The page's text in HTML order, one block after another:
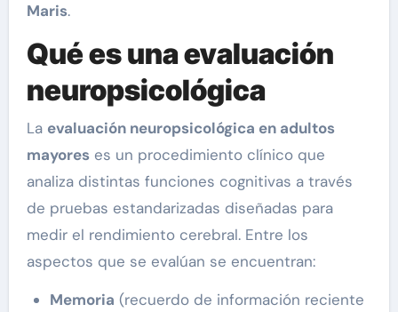
Maris.
Qué es una evaluación
neuropsicológica
La evaluación neuropsicológica en adultos
mayoreses un procedimiento clínico que
analiza distintas funciones cognitivas a través
de pruebas estandarizadas diseñadas para
medir el rendimiento cerebral. Entre los
aspectos que se evalúan se encuentran:
Memoria (recuerdo de información reciente